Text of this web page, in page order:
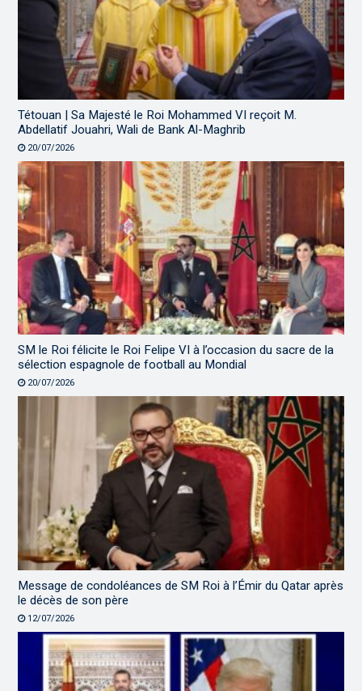
Tétouan | Sa Majesté le Roi Mohammed VI reçoit M.
Abdellatif Jouahri, Wali de Bank Al-Maghrib
20/07/2026
SM le Roi félicite le Roi Felipe VI à l’occasion du sacre de la
sélection espagnole de football au Mondial
20/07/2026
Message de condoléances de SM Roi à l’Émir du Qatar après
le décès de son père
12/07/2026